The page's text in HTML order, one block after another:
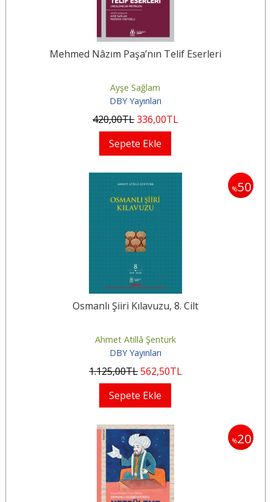
Mehmed Nâzım Paşa’nın Telif Eserleri
Ayşe Sağlam
DBY Yayınları
420,00TL336,00TL
Sepete Ekle
%50
Osmanlı Şiiri Kılavuzu, 8. Cilt
Ahmet Atillâ Şentürk
DBY Yayınları
1.125,00TL562,50TL
Sepete Ekle
%20